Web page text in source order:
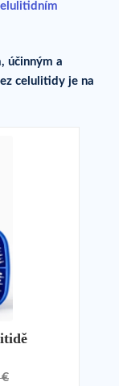
účinným a
celulitidy je na